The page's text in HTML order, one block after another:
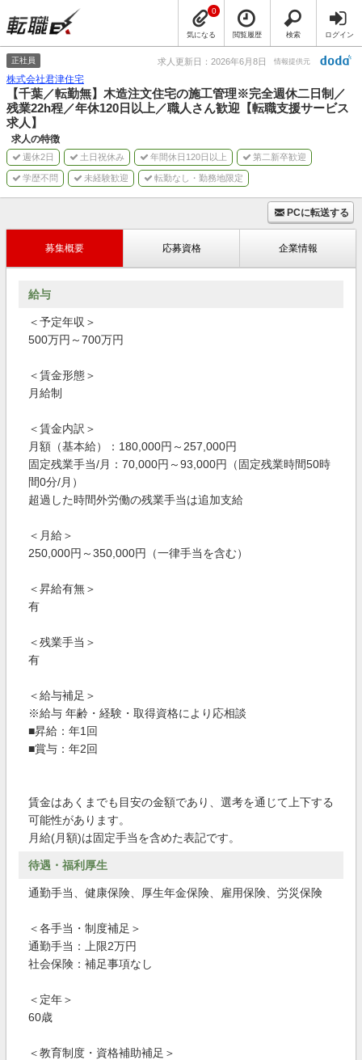
気になる
0
閲覧履歴 検索 ログイン
正社員 求人更新日：2026年6月8日 情報提供元
株式会社君津住宅
【千葉／転勤無】木造注文住宅の施工管理※完全週休二日制／
残業22h程／年休120日以上／職人さん歓迎【転職支援サービス
求人】
求人の特徴
週休2日 土日祝休み 年間休日120日以上 第二新卒歓迎
学歴不問 未経験歓迎 転勤なし・勤務地限定
PCに転送する
募集概要 応募資格 企業情報
給与
＜予定年収＞
500万円～700万円
＜賃金形態＞
月給制
＜賃金内訳＞
月額（基本給）：180,000円～257,000円
固定残業手当/月：70,000円～93,000円（固定残業時間50時
間0分/月）
超過した時間外労働の残業手当は追加支給
＜月給＞
250,000円～350,000円（一律手当を含む）
＜昇給有無＞
有
＜残業手当＞
有
＜給与補足＞
※給与 年齢・経験・取得資格により応相談
■昇給：年1回
■賞与：年2回
賃金はあくまでも目安の金額であり、選考を通じて上下する
可能性があります。
月給(月額)は固定手当を含めた表記です。
待遇・福利厚生
通勤手当、健康保険、厚生年金保険、雇用保険、労災保険
＜各手当・制度補足＞
通勤手当：上限2万円
社会保険：補足事項なし
＜定年＞
60歳
＜教育制度・資格補助補足＞